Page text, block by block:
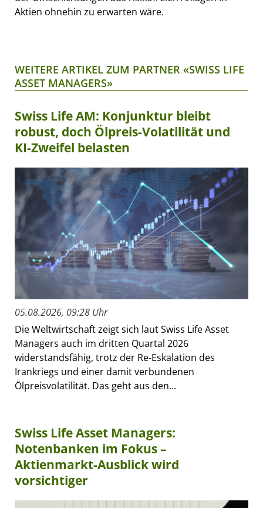
Aktien ohnehin zu erwarten wäre.
WEITERE ARTIKEL ZUM PARTNER «SWISS LIFE
ASSET MANAGERS»
Swiss Life AM: Konjunktur bleibt
robust, doch Ölpreis-Volatilität und
KI-Zweifel belasten
05.08.2026, 09:28 Uhr
Die Weltwirtschaft zeigt sich laut Swiss Life Asset
Managers auch im dritten Quartal 2026
widerstandsfähig, trotz der Re-Eskalation des
Irankriegs und einer damit verbundenen
Ölpreisvolatilität. Das geht aus den...
Swiss Life Asset Managers:
Notenbanken im Fokus –
Aktienmarkt-Ausblick wird
vorsichtiger